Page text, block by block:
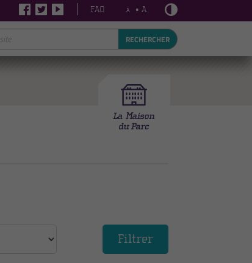
FAQ A • A
RECHERCHER
Filtrer